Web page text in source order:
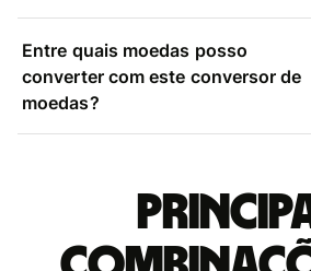
Entre quais moedas posso
converter com este conversor de
moedas?